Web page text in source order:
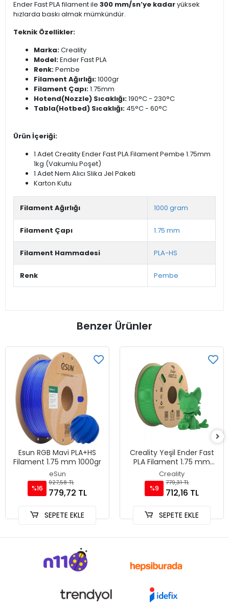
Ender Fast PLA filament ile 300 mm/sn’ye kadaryüksek
hızlarda baskı almak mümkündür.
Teknik Özellikler:
Marka:Creality
Model:Ender Fast PLA
Renk:Pembe
Filament Ağırlığı:1000gr
Filament Çapı:1.75mm
Hotend(Nozzle) Sıcaklığı:190°C - 230°C
Tabla(Hotbed) Sıcaklığı: 45°C - 60°C
Ürün İçeriği:
1 Adet Creality Ender Fast PLA Filament Pembe 1.75mm
1kg (Vakumlu Poşet)
1 Adet Nem Alıcı Slika Jel Paketi
Karton Kutu
Filament Ağırlığı 1000 gram
Filament Çapı 1.75 mm
Filament Hammadesi PLA-HS
Renk Pembe
Benzer Ürünler
Esun RGB Mavi PLA+HS
Filament 1.75 mm 1000gr
eSun
%16
927,58 TL
779,72 TL
SEPETE EKLE
Creality Yeşil Ender Fast
PLA Filament 1.75 mm
1000gr
Creality
%9
779,31 TL
712,16 TL
SEPETE EKLE